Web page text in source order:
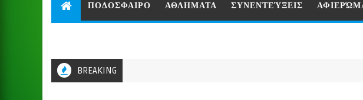
ΠΟΔΟΣΦΑΙΡΟ ΑΘΛΗΜΑΤΑ ΣΥΝΕΝΤΕΎΞΕΙΣ
BREAKING